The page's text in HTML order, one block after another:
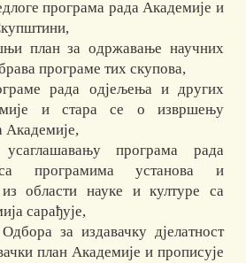
програма рада Академије и
план за одржавање научних
програме тих скупова,
рада одјељења и других
и стара се о извршењу
Академије,
програма рада
програмима установа и
из области науке и културе са
сарађује,
за издавачку дјелатност
план Академије и прописује